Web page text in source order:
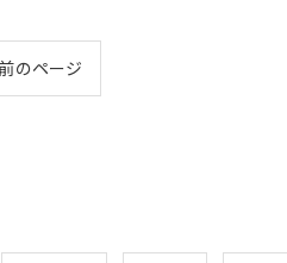
のページ